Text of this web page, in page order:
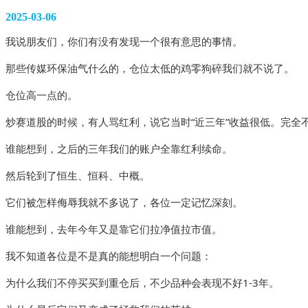
2025-03-06
我说朋友们，你们有没有发现一个很有意思的事情。
那些传媒环保油气什么的，仓位太低的鸡零狗碎我们就不说了。
仓位高一点的。
炒赛道股的时候，有人骂红利，说它当时“近三年”收益很低。完全
谁能想到，之后的三年我们的账户全靠红利续命。
然后轮到了恒生、恒科、中概。
它们被怎样侮辱我就不多说了，各位一定记忆深刻。
谁能想到，去年今年又是靠它们拉净值拉市值。
我不知道各位是不是真的能想明白一个问题：
为什么我们不停买买到重仓后，不少品种会表现不好1-3年。